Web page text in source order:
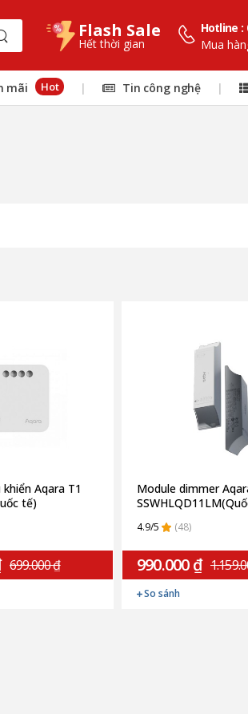
Flash Sale
Hết thời gian
Hotline :
Mua
mãi Hot | Tin công nghệ |
Aqara T1
tế)
699.000 ₫
Module dimmer
4.9/5 (48)
990.000 ₫
So sánh